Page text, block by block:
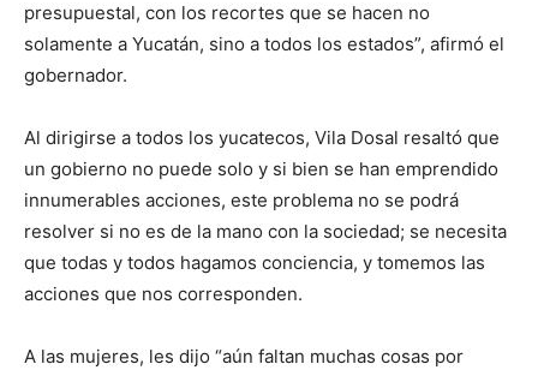
presupuestal, con los recortes que se hacen no
solamente a Yucatán, sino a todos los estados”, afirmó el
gobernador.
Al dirigirse a todos los yucatecos, Vila Dosal resaltó que
un gobierno no puede solo y si bien se han emprendido
innumerables acciones, este problema no se podrá
resolver si no es de la mano con la sociedad; se necesita
que todas y todos hagamos conciencia, y tomemos las
acciones que nos corresponden.
A las mujeres, les dijo “aún faltan muchas cosas por